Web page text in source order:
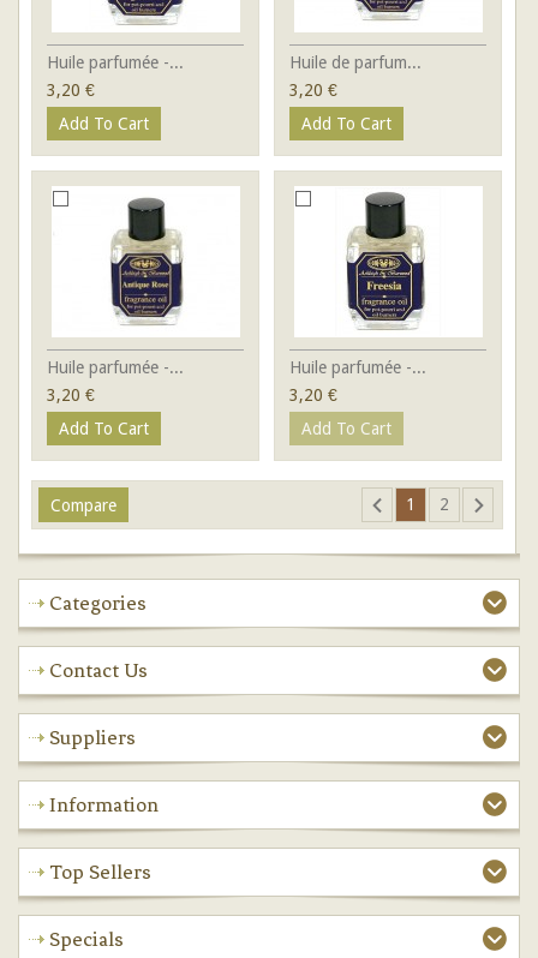
Huile parfumée -...
3,20 €
Add To Cart
Huile de parfum...
3,20 €
Add To Cart
Huile parfumée -...
3,20 €
Add To Cart
Huile parfumée -...
3,20 €
Add To Cart
1 2
Categories
Contact Us
Suppliers
Information
Top Sellers
Specials